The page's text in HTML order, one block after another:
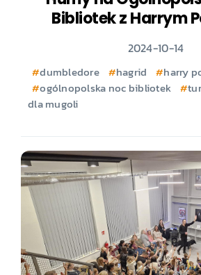
Bibliotek z Harrym
2024-10-14
dumbledore hagrid
harry
ogólnopolska noc bibliotek
dla mugoli